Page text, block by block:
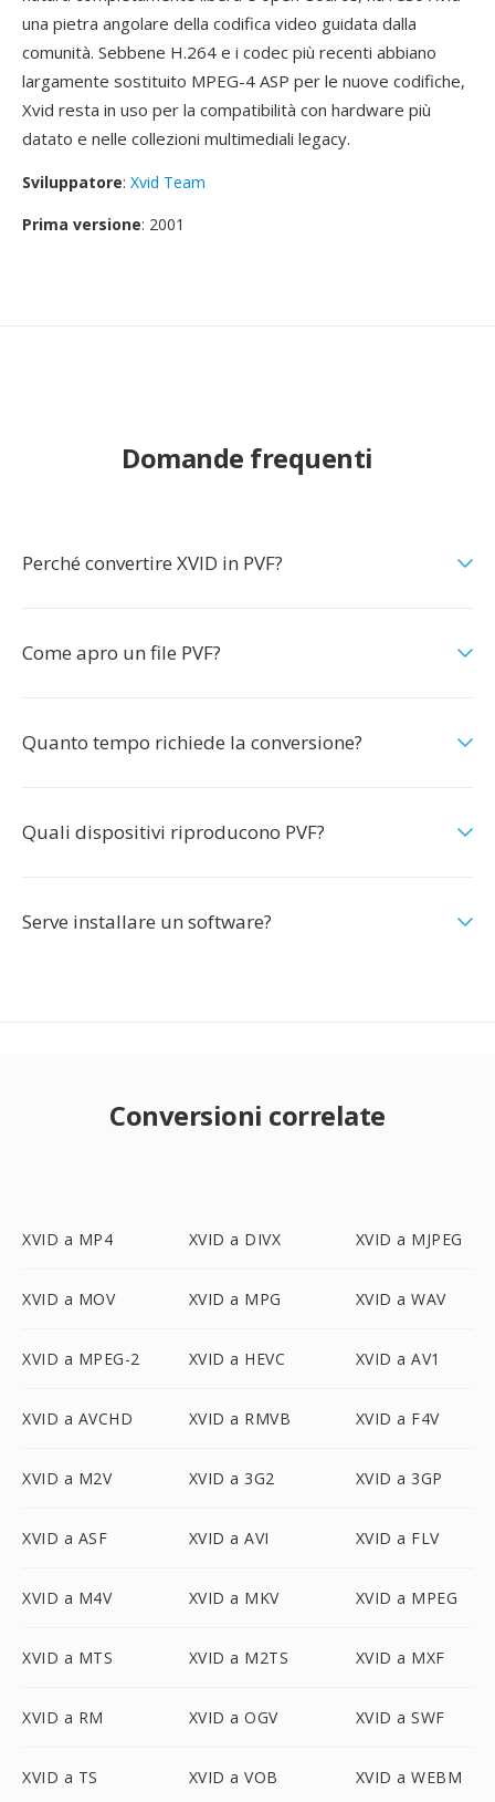
una pietra angolare della codifica video guidata dalla
comunità. Sebbene H.264 e i codec più recenti abbiano
largamente sostituito MPEG-4 ASP per le nuove codifiche,
Xvid resta in uso per la compatibilità con hardware più
datato e nelle collezioni multimediali legacy.
Sviluppatore: Xvid Team
Prima versione: 2001
Domande frequenti
Perché convertire XVID in PVF?
Come apro un file PVF?
Quanto tempo richiede la conversione?
Quali dispositivi riproducono PVF?
Serve installare un software?
Conversioni correlate
XVID a MP4 XVID a DIVX XVID a MJPEG
XVID a MOV XVID a MPG XVID a WAV
XVID a MPEG-2 XVID a HEVC XVID a AV1
XVID a AVCHD XVID a RMVB XVID a F4V
XVID a M2V XVID a 3G2 XVID a 3GP
XVID a ASF XVID a AVI XVID a FLV
XVID a M4V XVID a MKV XVID a MPEG
XVID a MTS XVID a M2TS XVID a MXF
XVID a RM XVID a OGV XVID a SWF
XVID a TS XVID a VOB XVID a WEBM